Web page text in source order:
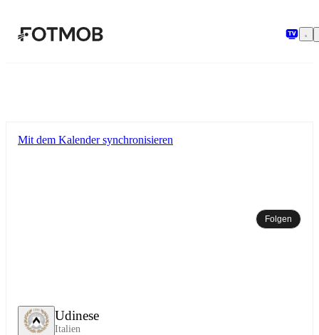
Udinese
Italien
Mit dem Kalender synchronisieren
Folgen